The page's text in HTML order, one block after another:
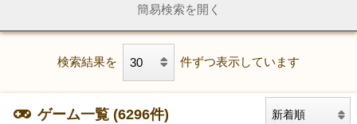
簡易検索を開く
検索結果を 件ずつ表示しています
ゲーム一覧 (6296件)